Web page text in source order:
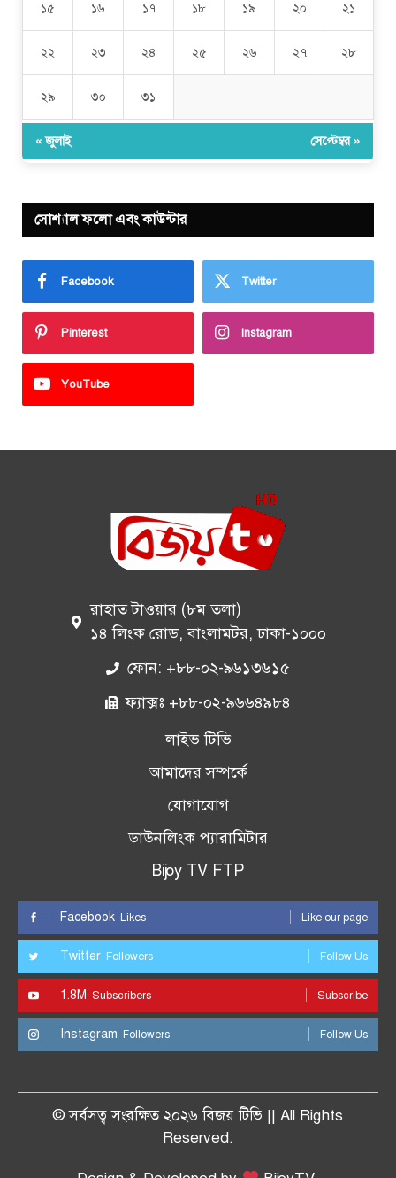
১৫ ১৬ ১৭ ১৮ ১৯ ২০ ২১
২২ ২৩ ২৪ ২৫ ২৬ ২৭ ২৮
২৯ ৩০ ৩১
« জুলাই সেপ্টেম্বর »
সোশ্যাল ফলো এবং কাউন্টার
Facebook Twitter
Pinterest Instagram
YouTube
রাহাত টাওয়ার (৮ম তলা)
১৪ লিংক রোড, বাংলামটর, ঢাকা-১০০০
ফোন: +৮৮-০২-৯৬১৩৬১৫
ফ্যাক্সঃ +৮৮-০২-৯৬৬৪৯৮৪
লাইভ টিভি
আমাদের সম্পর্কে
যোগাযোগ
ডাউনলিংক প্যারামিটার
Bijoy TV FTP
Facebook Likes Like our page
Twitter Followers Follow Us
1.8M Subscribers Subscribe
Instagram Followers Follow Us
© সর্বসত্ব সংরক্ষিত ২০২৬ বিজয় টিভি || All Rights
Reserved.